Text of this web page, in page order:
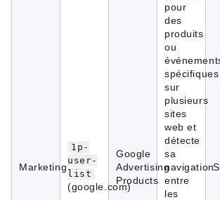
Marketing
1p-
user-
list
(google.com)
Google
Advertising
Products
pour
des
produits
ou
spécifiques
sur
plusieurs
sites
web et
détecte
sa
navigation
entre
les